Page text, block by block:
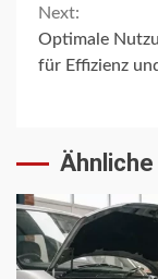
Next:
Optimale
für Effizienz